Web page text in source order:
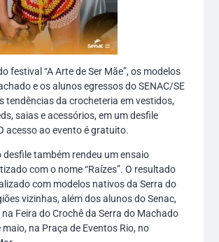
festival “A Arte de Ser Mãe”, os modelos
e os alunos egressos do SENAC/SE
tendências da crocheteria em vestidos,
saias e acessórios, em um desfile
acesso ao evento é gratuito.
desfile também rendeu um ensaio
com o nome “Raízes”. O resultado
com modelos nativos da Serra do
vizinhas, além dos alunos do Senac,
Feira do Crochê da Serra do Machado
na Praça de Eventos Rio, no